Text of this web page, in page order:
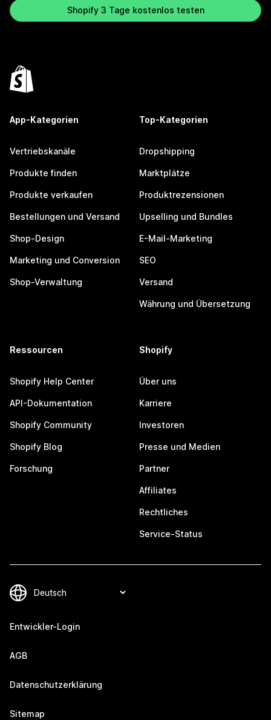
Shopify 3 Tage kostenlos testen
App-Kategorien
Vertriebskanäle
Produkte finden
Produkte verkaufen
Bestellungen und Versand
Shop-Design
Marketing und Conversion
Shop-Verwaltung
Top-Kategorien
Dropshipping
Marktplätze
Produktrezensionen
Upselling und Bundles
E-Mail-Marketing
SEO
Versand
Währung und Übersetzung
Ressourcen
Shopify Help Center
API-Dokumentation
Shopify Community
Shopify Blog
Forschung
Shopify
Über uns
Karriere
Investoren
Presse und Medien
Partner
Affiliates
Rechtliches
Service-Status
Entwickler-Login
AGB
Datenschutzerklärung
Sitemap